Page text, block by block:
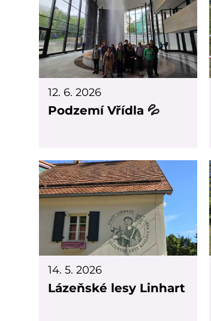
12. 6. 2026
Podzemí Vřídla 💦
14. 5. 2026
Lázeňské lesy Linhart